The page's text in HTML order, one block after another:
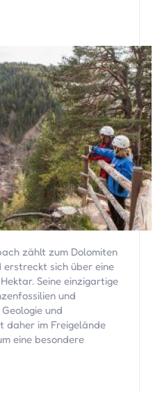
zählt zum Dolomiten
erstreckt sich über eine
Seine einzigartige
und
und
daher im Freigelände
eine besondere